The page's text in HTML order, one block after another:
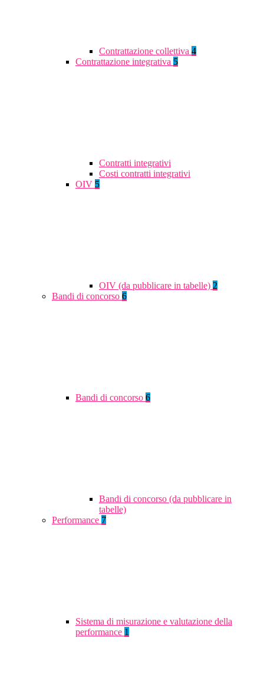
Contrattazione collettiva 4
Contrattazione integrativa 5
Contratti integrativi
Costi contratti integrativi
OIV 5
OIV (da pubblicare in tabelle) 2
Bandi di concorso 6
Bandi di concorso 6
Bandi di concorso (da pubblicare in
tabelle)
Performance 7
Sistema di misurazione e valutazione della
performance 1